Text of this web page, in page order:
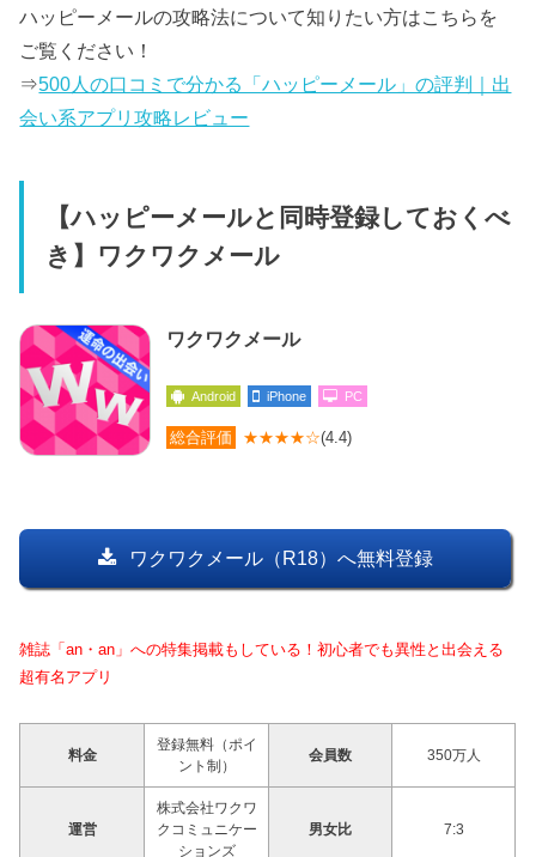
ハッピーメールの攻略法について知りたい方はこちらを
ご覧ください！
⇒500人の口コミで分かる「ハッピーメール」の評判｜出
会い系アプリ攻略レビュー
【ハッピーメールと同時登録しておくべ
き】ワクワクメール
ワクワクメール
Android iPhone PC
総合評価 ★★★★☆(4.4)
ワクワクメール（R18）へ無料登録
雑誌「an・an」への特集掲載もしている！初心者でも異性と出会える
超有名アプリ
料金
登録無料（ポイ
ント制）
会員数 350万人
運営
株式会社ワクワ
クコミュニケー
ションズ
男女比 7:3